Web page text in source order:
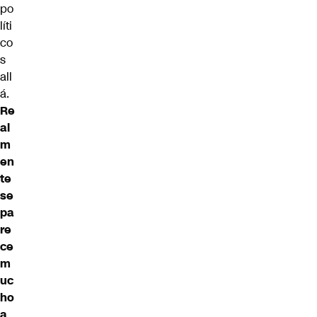
po
líti
co
s
all
á.
Re
al
m
en
te
se
pa
re
ce
m
uc
ho